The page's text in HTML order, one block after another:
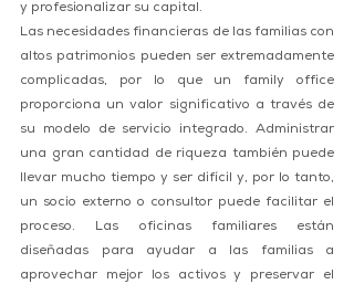
y profesionalizar su capital.
Las necesidades financieras de las familias con
altos patrimonios pueden ser extremadamente
complicadas, por lo que un family office
proporciona un valor significativo a través de
su modelo de servicio integrado. Administrar
una gran cantidad de riqueza también puede
llevar mucho tiempo y ser difícil y, por lo tanto,
un socio externo o consultor puede facilitar el
proceso. Las oficinas familiares están
diseñadas para ayudar a las familias a
aprovechar mejor los activos y preservar el